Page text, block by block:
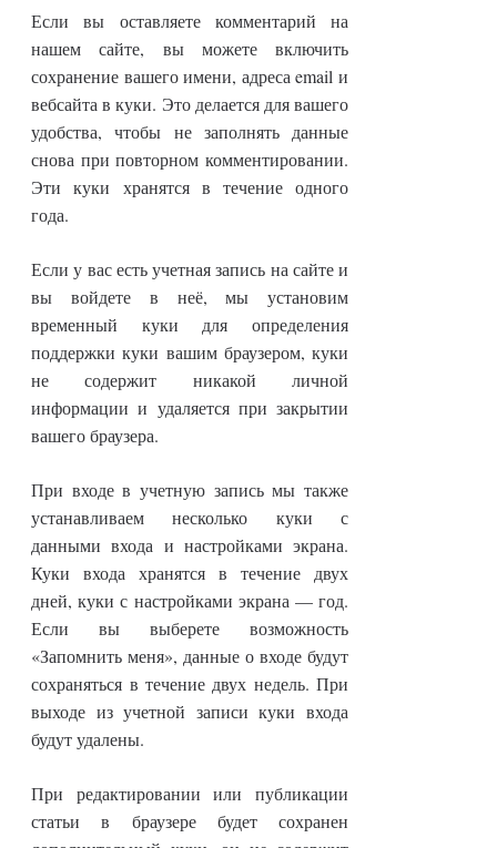
Если вы оставляете комментарий на
нашем сайте, вы можете включить
сохранение вашего имени, адреса email и
вебсайта в куки. Это делается для вашего
удобства, чтобы не заполнять данные
снова при повторном комментировании.
Эти куки хранятся в течение одного
года.
Если у вас есть учетная запись на сайте и
вы войдете в неё, мы установим
временный куки для определения
поддержки куки вашим браузером, куки
не содержит никакой личной
информации и удаляется при закрытии
вашего браузера.
При входе в учетную запись мы также
устанавливаем несколько куки с
данными входа и настройками экрана.
Куки входа хранятся в течение двух
дней, куки с настройками экрана — год.
Если вы выберете возможность
«Запомнить меня», данные о входе будут
сохраняться в течение двух недель. При
выходе из учетной записи куки входа
будут удалены.
При редактировании или публикации
статьи в браузере будет сохранен